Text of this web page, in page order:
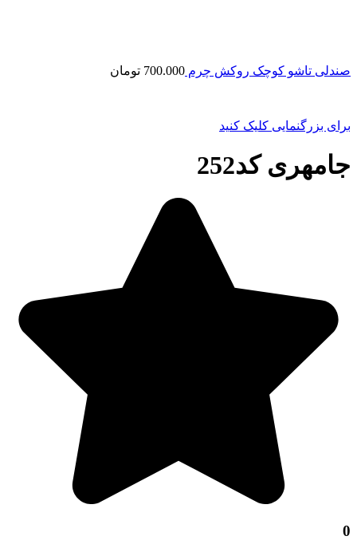
صندلی تاشو کوچک روکش چرم 700.000 تومان
برای بزرگنمایی کلیک کنید
جامهری کد252
0